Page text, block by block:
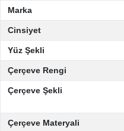
Marka
Cinsiyet
Yüz Şekli
Çerçeve Rengi
Çerçeve Şekli
Çerçeve Materyali